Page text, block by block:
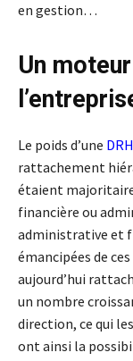
en gestion…
Un
Le poids d’une DRH
rattachement
étaient
financière ou
administrative et
émancipées de
aujourd’hui
un nombre
direction, ce qui
ont ainsi la